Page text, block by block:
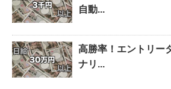
自動...
高勝率！エントリー
ナリ...